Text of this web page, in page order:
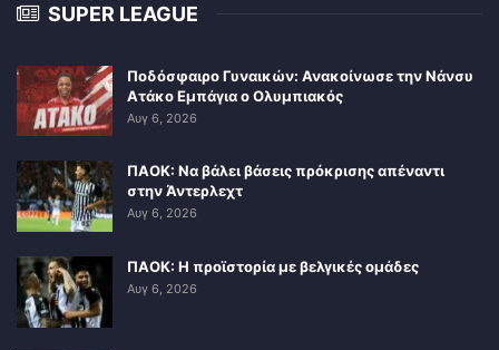
SUPER LEAGUE
Ποδόσφαιρο Γυναικών: Ανακοίνωσε την Νάνσυ
Ατάκο Εμπάγια ο Ολυμπιακός
Αυγ 6, 2026
ΠΑΟΚ: Να βάλει βάσεις πρόκρισης απέναντι
στην Άντερλεχτ
Αυγ 6, 2026
ΠΑΟΚ: Η προϊστορία με βελγικές ομάδες
Αυγ 6, 2026